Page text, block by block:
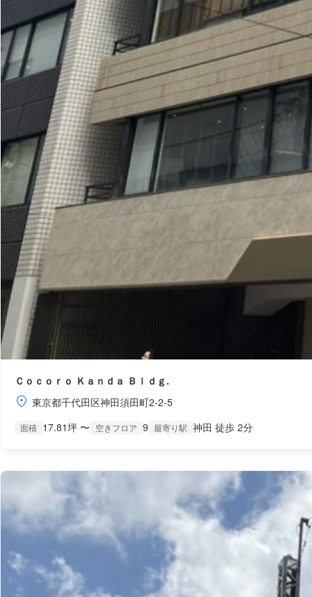
Ｃｏｃｏｒｏ Ｋａｎｄａ Ｂｌｄｇ.
東京都千代田区神田須田町2-2-5
面積 17.81坪 〜 空きフロア 9 最寄り駅 神田 徒歩 2分